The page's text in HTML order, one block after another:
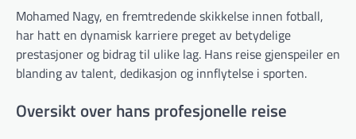
Mohamed Nagy, en fremtredende skikkelse innen fotball,
har hatt en dynamisk karriere preget av betydelige
prestasjoner og bidrag til ulike lag. Hans reise gjenspeiler en
blanding av talent, dedikasjon og innflytelse i sporten.
Oversikt over hans profesjonelle reise